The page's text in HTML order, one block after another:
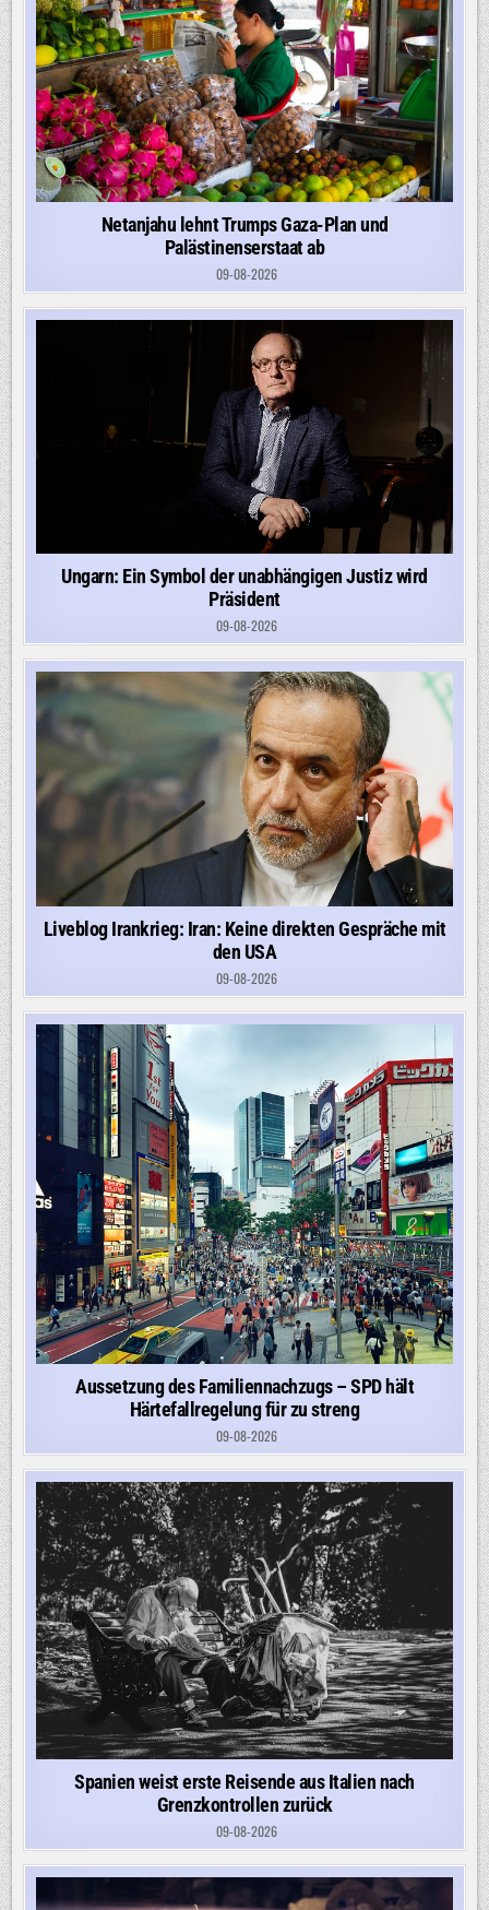
Netanjahu lehnt Trumps Gaza-Plan und
Palästinenserstaat ab
09-08-2026
Ungarn: Ein Symbol der unabhängigen Justiz wird
Präsident
09-08-2026
Liveblog Irankrieg: Iran: Keine direkten Gespräche mit
den USA
09-08-2026
Aussetzung des Familiennachzugs – SPD hält
Härtefallregelung für zu streng
09-08-2026
Spanien weist erste Reisende aus Italien nach
Grenzkontrollen zurück
09-08-2026